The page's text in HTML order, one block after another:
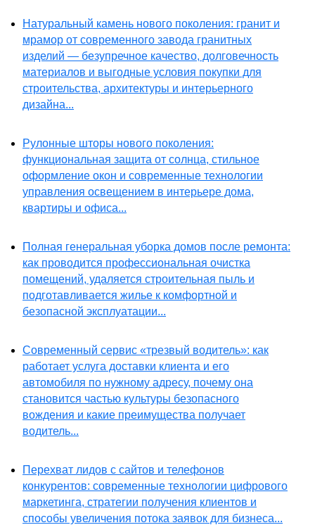
Натуральный камень нового поколения: гранит и
мрамор от современного завода гранитных
изделий — безупречное качество, долговечность
материалов и выгодные условия покупки для
строительства, архитектуры и интерьерного
дизайна...
Рулонные шторы нового поколения:
функциональная защита от солнца, стильное
оформление окон и современные технологии
управления освещением в интерьере дома,
квартиры и офиса...
Полная генеральная уборка домов после ремонта:
как проводится профессиональная очистка
помещений, удаляется строительная пыль и
подготавливается жилье к комфортной и
безопасной эксплуатации...
Современный сервис «трезвый водитель»: как
работает услуга доставки клиента и его
автомобиля по нужному адресу, почему она
становится частью культуры безопасного
вождения и какие преимущества получает
водитель...
Перехват лидов с сайтов и телефонов
конкурентов: современные технологии цифрового
маркетинга, стратегии получения клиентов и
способы увеличения потока заявок для бизнеса...